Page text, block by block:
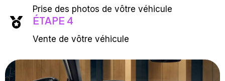
Prise des photos de vôtre véhicule
ÉTAPE 4
Vente de vôtre véhicule